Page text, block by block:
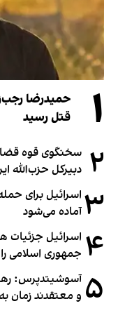
۱
حمیدرضا
قتل رسید
۲ سخنگوی قوه
دبیر‌کل حزب‌الله
۳ اسرائیل برای
آماده می‌شود
۴ اسرائیل جزئیات
جمهوری اسلامی
۵ آسوشیتدپرس:
و معتقدند زمان